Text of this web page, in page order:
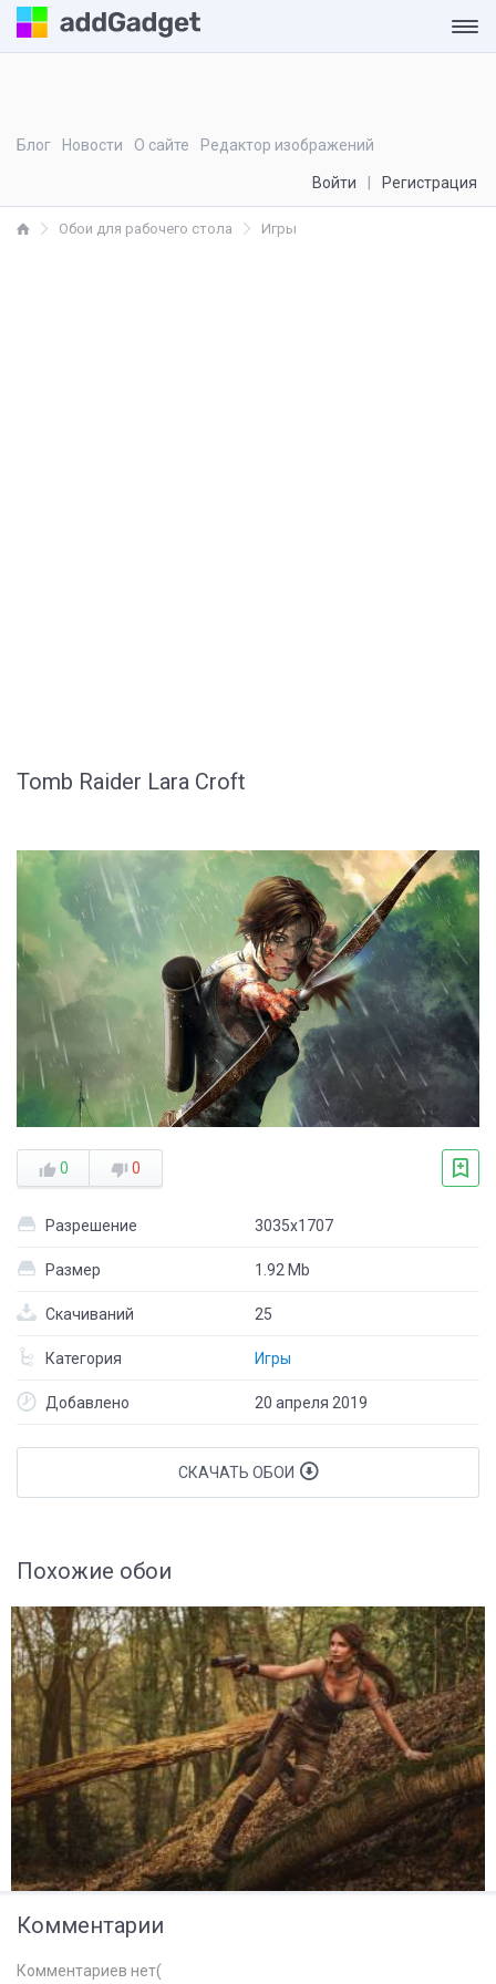
Блог Новости О сайте Редактор изображений
Войти Регистрация
Обои для рабочего стола Игры
Tomb Raider Lara Croft
0 0
Разрешение 3035x1707
Размер 1.92 Mb
Скачиваний 25
Категория Игры
Добавлено 20 апреля 2019
СКАЧАТЬ ОБОИ
Похожие обои
Комментарии
Комментариев нет(